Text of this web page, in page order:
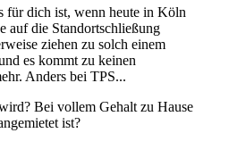
für dich ist, wenn heute in Köln
auf die Standortschließung
ziehen zu solch einem
es kommt zu keinen
Anders bei TPS...
Bei vollem Gehalt zu Hause
ist?